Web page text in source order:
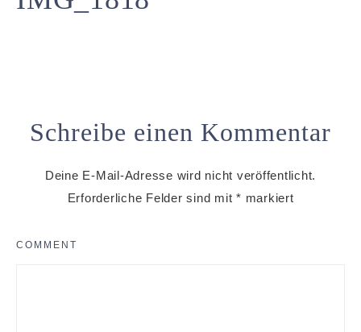
Schreibe einen Kommentar
Deine E-Mail-Adresse wird nicht veröffentlicht.
Erforderliche Felder sind mit * markiert
COMMENT